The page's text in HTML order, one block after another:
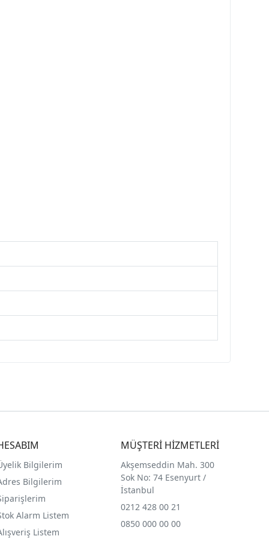
Bilgilerim
Bilgilerim
Alarm Listem
Listem
MÜŞTERİ HİZMETLERİ
Akşemseddin Mah. 300
Sok No: 74 Esenyurt /
İstanbul
0212 428 00 21
0850 000 00 00